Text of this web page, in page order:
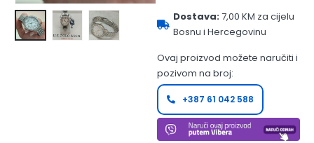
Dostava:7,00 KM za cijelu
Bosnu i Hercegovinu
Ovaj proizvod možete naručiti i
pozivom na broj:
+387 61 042 588